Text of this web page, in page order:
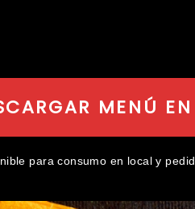
MENÚ
para consumo en local y